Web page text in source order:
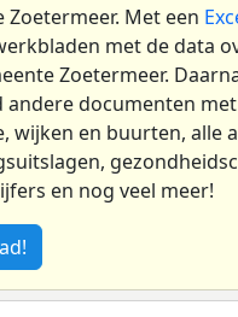
Zoetermeer. Met een
met de data
Zoetermeer.
andere documenten
wijken en buurten, alle
en nog veel meer!